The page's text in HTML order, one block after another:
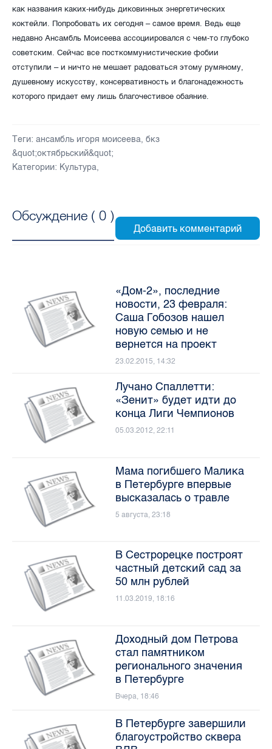
как названия каких-нибудь диковинных энергетических
коктейли. Попробовать их сегодня – самое время. Ведь еще
недавно Ансамбль Моисеева ассоциировался с чем-то глубоко
советским. Сейчас все посткоммунистические фобии
отступили – и ничто не мешает радоваться этому румяному,
душевному искусству, консервативность и благонадежность
которого придает ему лишь благочестивое обаяние.
Теги: ансамбль игоря моисеева, бкз
&quot;октябрьский&quot;
Категории: Культура,
Обсуждение ( 0 )
«Дом-2», последние
новости, 23 февраля:
Саша Гобозов нашел
новую семью и не
вернется на проект
23.02.2015, 14:32
Лучано Спаллетти:
«Зенит» будет идти до
конца Лиги Чемпионов
05.03.2012, 22:11
Мама погибшего Малика
в Петербурге впервые
высказалась о травле
5 августа, 23:18
В Сестрорецке построят
частный детский сад за
50 млн рублей
11.03.2019, 18:16
Доходный дом Петрова
стал памятником
регионального значения
в Петербурге
Вчера, 18:46
В Петербурге завершили
благоустройство сквера